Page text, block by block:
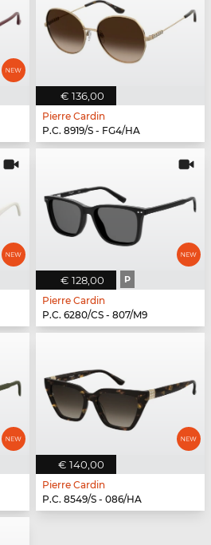
€ 136,00
Pierre Cardin
P.C. 8919/S - FG4/HA
€ 128,00 P
Pierre Cardin
P.C. 6280/CS - 807/M9
€ 140,00
Pierre Cardin
P.C. 8549/S - 086/HA